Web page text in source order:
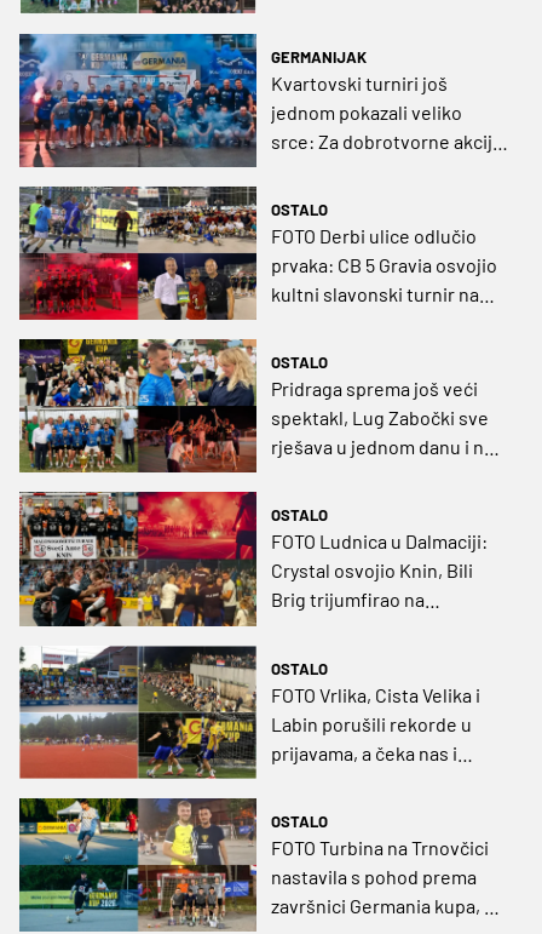
GERMANIJAK
Kvartovski turniri još
jednom pokazali veliko
srce: Za dobrotvorne akcije
OSTALO
FOTO Derbi ulice odlučio
prvaka: CB 5 Gravia osvojio
kultni slavonski turnir na
OSTALO
Pridraga sprema još veći
spektakl, Lug Zabočki sve
rješava u jednom danu i na
OSTALO
FOTO Ludnica u Dalmaciji:
Crystal osvojio Knin, Bili
Brig trijumfirao na
OSTALO
FOTO Vrlika, Cista Velika i
Labin porušili rekorde u
prijavama, a čeka nas i
OSTALO
FOTO Turbina na Trnovčici
nastavila s pohod prema
završnici Germania kupa, u